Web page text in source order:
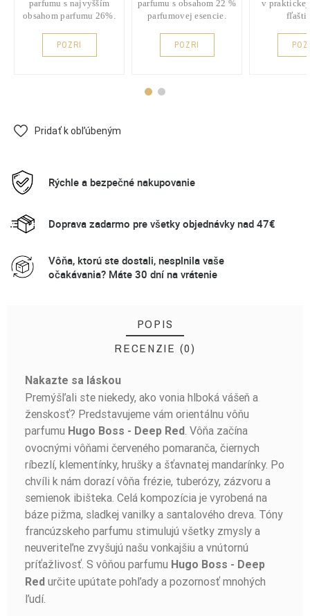
parfumu s najvyšším
obsahom parfumu 26%.
POZRI
parfumu s obsahom 22 %
parfumovej esencie.
POZRI
v
Pridať k obľúbeným
Rýchle a bezpečné nakupovanie
Doprava zadarmo pre všetky objednávky nad 47€
Vôňa, ktorú ste dostali, nesplnila vaše
očakávania? Máte 30 dní na vrátenie
POPIS
RECENZIE (0)
Nakazte sa láskou
Premýšľali ste niekedy, ako vonia hlboká vášeň a
ženskosť? Predstavujeme vám orientálnu vôňu
parfumu Hugo Boss - Deep Red . Vôňa začína
ovocnými vôňami červeného pomaranča, čiernych
ríbezlí, klementínky, hrušky a šťavnatej mandarínky. Po
chvíli k nám dorazí vôňa frézie, tuberózy, zázvoru a
semienok ibišteka. Celá kompozícia je vyrobená na
báze pižma, sladkej vanilky a santalového dreva. Tóny
francúzskeho parfumu stimulujú všetky zmysly a
neuveriteľne zvyšujú našu vonkajšiu a vnútornú
príťažlivosť. S vôňou parfumu Hugo Boss - Deep
Red určite upútate pohľady a pozornosť mnohých
ľudí.
BUĎTE PRVÝ, KTO NAPÍŠE RECENZIU!